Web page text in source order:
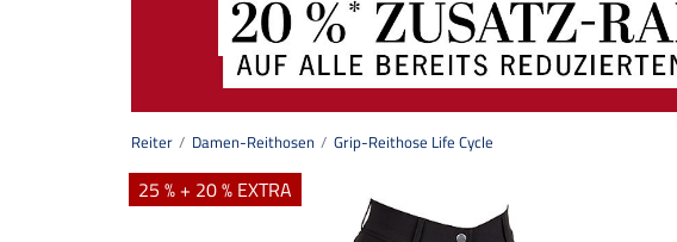
Reiter Damen-Reithosen Grip-Reithose Life Cycle
25 % + 20 % EXTRA